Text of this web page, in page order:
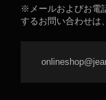
※メールおよびお電
するお問い合わせは